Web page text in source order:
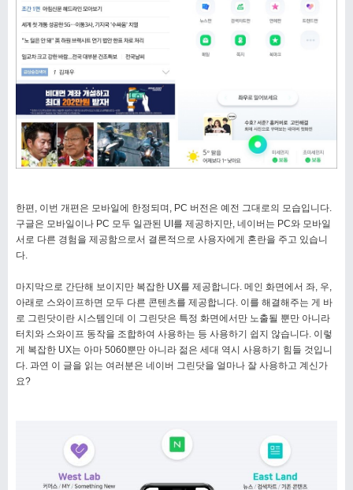
한편, 이번 개편은 모바일에 한정되며, PC 버전은 예전 그대로의 모습입니다.
구글은 모바일이나 PC 모두 일관된 UI를 제공하지만, 네이버는 PC와 모바일
서로 다른 경험을 제공함으로서 결론적으로 사용자에게 혼란을 주고 있습니
다.
마지막으로 간단해 보이지만 복잡한 UX를 제공합니다. 메인 화면에서 좌, 우,
아래로 스와이프하면 모두 다른 콘텐츠를 제공합니다. 이를 해결해주는 게 바
로 그린닷이란 시스템인데 이 그린닷은 특정 화면에서만 노출될 뿐만 아니라
터치와 스와이프 동작을 조합하여 사용하는 등 사용하기 쉽지 않습니다. 이렇
게 복잡한 UX는 아마 5060뿐만 아니라 젊은 세대 역시 사용하기 힘들 것입니
다. 과연 이 글을 읽는 여러분은 네이버 그린닷을 얼마나 잘 사용하고 계신가
요?